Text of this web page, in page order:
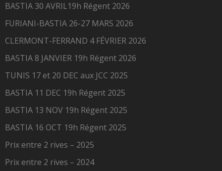
BASTIA 30 AVRIL19h Régent 2026
FURIANI-BASTIA 26-27 MARS 2026
CLERMONT-FERRAND 4 FÉVRIER 2026
BASTIA 8 JANVIER 19h Régent 2026
TUNIS 17 et 20 DEC aux JCC 2025
BASTIA 11 DEC 19h Régent 2025
BASTIA 13 NOV 19h Régent 2025
BASTIA 16 OCT 19h Régent 2025
Prix entre 2 rives – 2025
Prix entre 2 rives – 2024